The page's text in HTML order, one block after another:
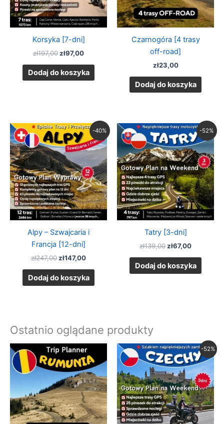
Korsyka [7-dni]
zł197,00zł97,00
Dodaj do koszyka
Czarnogóra [4 trasy
off-road]
zł23,00
Dodaj do koszyka
-40%
Alpy – Szwajcaria i
Francja [12-dni]
zł247,00
Pierwotna
cena
wynosiła:
zł247,00.
zł147,00
Aktualna
cena
wynosi:
zł147,00.
Dodaj do koszyka
-52%
Tatry [3-dni]
zł139,00
Pierwotna
cena
wynosiła:
zł139,00.
zł67,00
Aktualna
cena
wynosi:
zł67,00.
Dodaj do koszyka
Ostatnio oglądane produkty
-52%
Pierwotna
cena
wynosiła:
zł139,00.
Aktualna
cena
wynosi:
zł67,00.